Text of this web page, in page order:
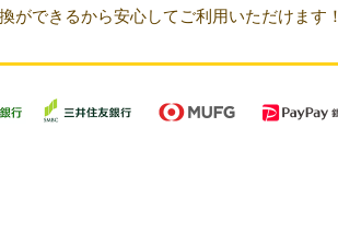
ができるから安心してご利用いただけます！